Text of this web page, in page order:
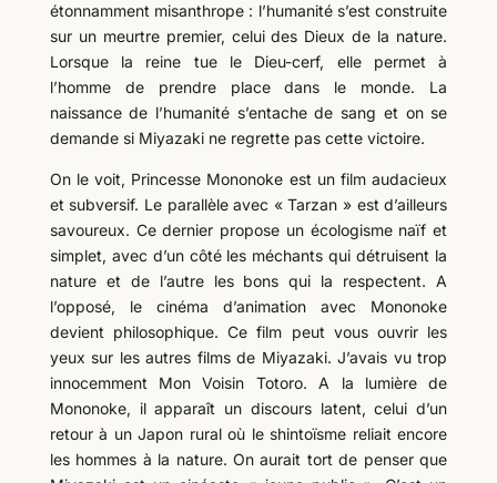
étonnamment misanthrope : l’humanité s’est construite
sur un meurtre premier, celui des Dieux de la nature.
Lorsque la reine tue le Dieu-cerf, elle permet à
l’homme de prendre place dans le monde. La
naissance de l’humanité s’entache de sang et on se
demande si Miyazaki ne regrette pas cette victoire.
On le voit, Princesse Mononoke est un film audacieux
et subversif. Le parallèle avec « Tarzan » est d’ailleurs
savoureux. Ce dernier propose un écologisme naïf et
simplet, avec d’un côté les méchants qui détruisent la
nature et de l’autre les bons qui la respectent. A
l’opposé, le cinéma d’animation avec Mononoke
devient philosophique. Ce film peut vous ouvrir les
yeux sur les autres films de Miyazaki. J’avais vu trop
innocemment Mon Voisin Totoro. A la lumière de
Mononoke, il apparaît un discours latent, celui d’un
retour à un Japon rural où le shintoïsme reliait encore
les hommes à la nature. On aurait tort de penser que